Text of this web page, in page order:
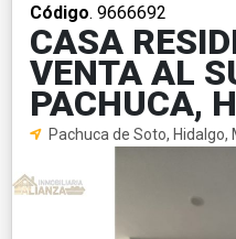
Código. 9666692
CASA
VENTA AL
PACHUCA,
Pachuca de Soto, Hidalgo,